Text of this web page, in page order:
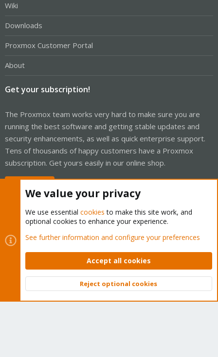
Wiki
Downloads
Proxmox Customer Portal
About
Get your subscription!
The Proxmox team works very hard to make sure you are
running the best software and getting stable updates and
security enhancements, as well as quick enterprise support.
Tens of thousands of happy customers have a Proxmox
subscription. Get yours easily in our online shop.
Cookies
Proxmox Support Forum - Light Mode
Contact us
Terms and rules Privacy policy Help Home
Community platform by XenForo © 2010-2026 XenForo Ltd.
Top
We value your privacy
We use essential cookies to make this site work, and
optional cookies to enhance your experience.
See further information and configure your preferences
Accept all cookies
Reject optional cookies